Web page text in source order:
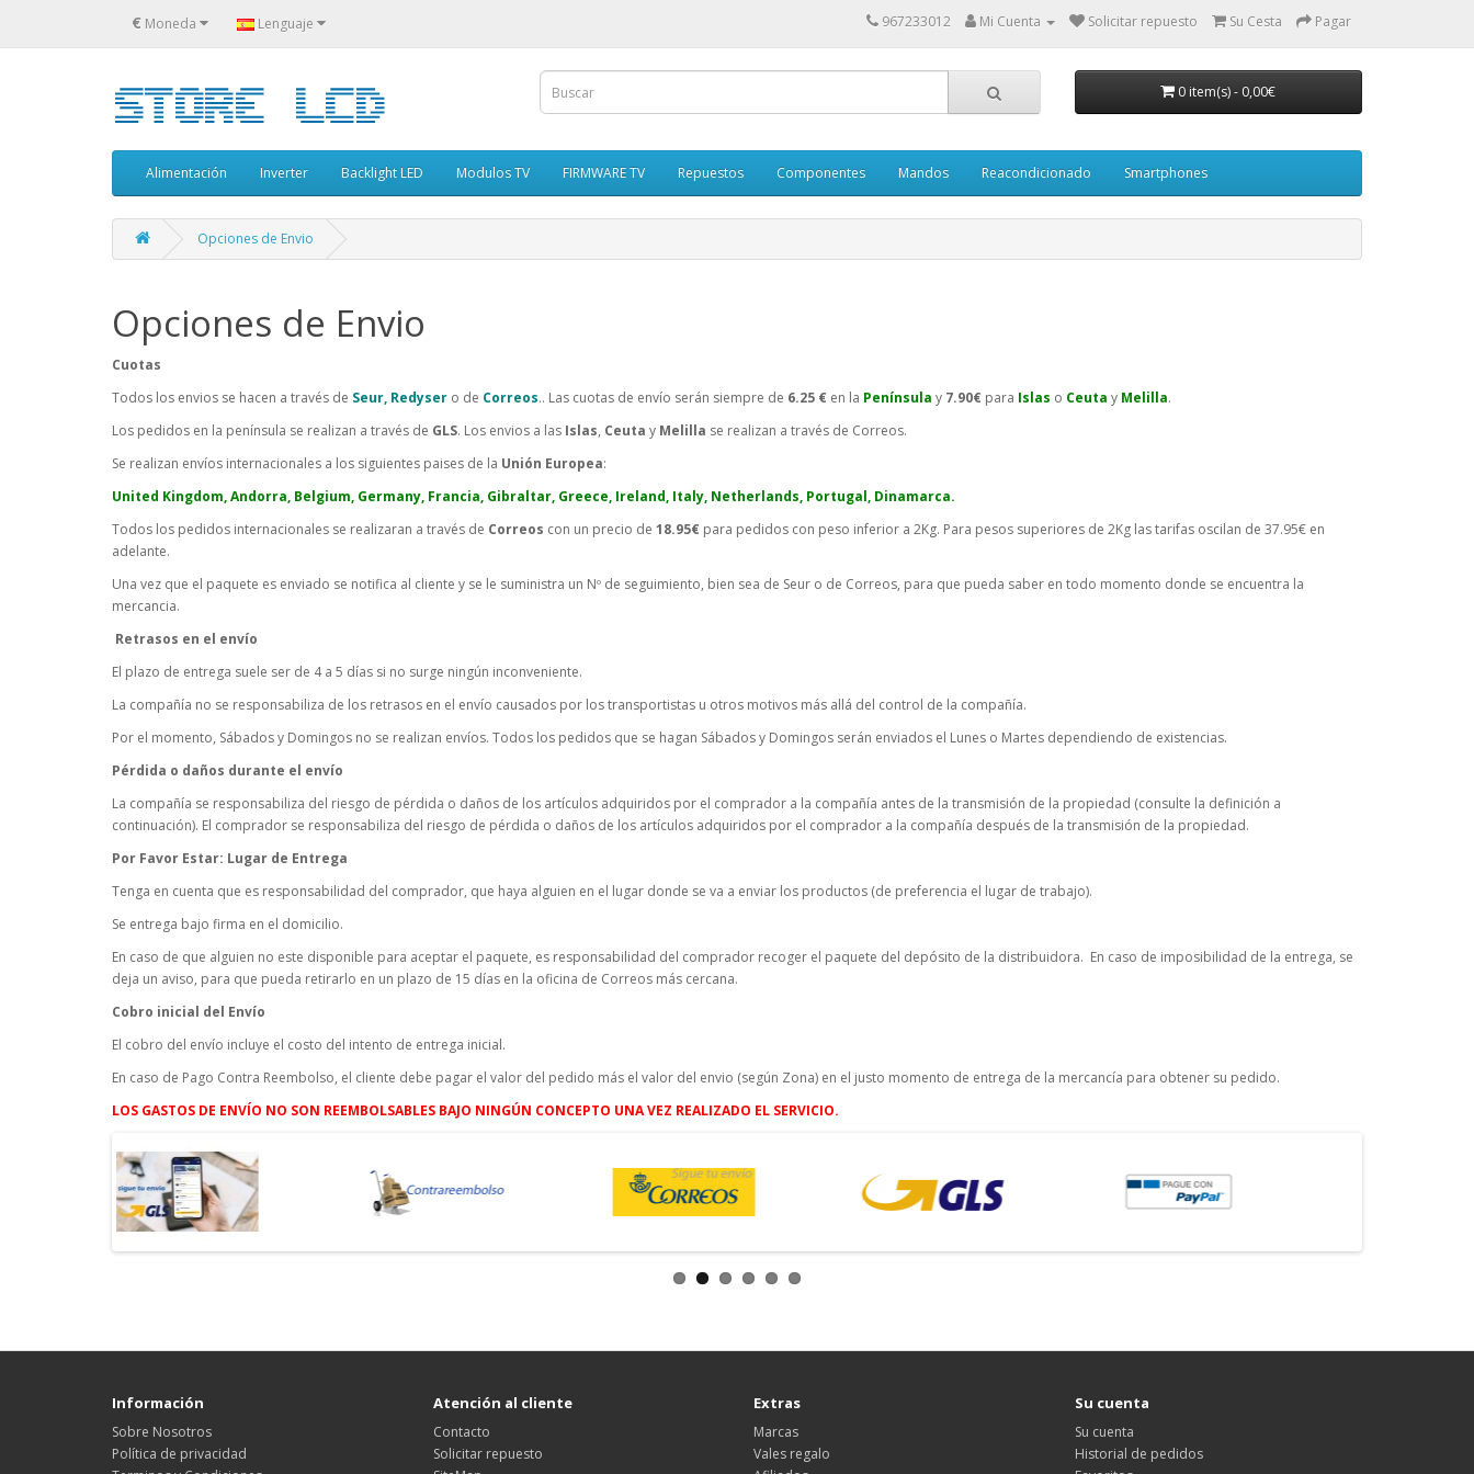
€ Moneda Lenguaje 967233012 Mi Cuenta Solicitar repuesto Su Cesta Pagar
0 item(s)- 0,00€
Alimentación Inverter Backlight LED Modulos TV FIRMWARE TV Repuestos Componentes Mandos Reacondicionado Smartphones
Opciones de Envio
Opciones de Envio
Cuotas
Todos los envios se hacen a través de Seur, Redyser o de Correos.. Las cuotas de envío serán siempre de 6.25 € en la Península y 7.90€ para Islas o Ceuta y Melilla.
Los pedidos en la península se realizan a través de GLS. Los envios a las Islas, Ceuta y Melilla se realizan a través de Correos.
Se realizan envíos internacionales a los siguientes paises de la Unión Europea:
United Kingdom, Andorra, Belgium, Germany, Francia, Gibraltar, Greece, Ireland, Italy, Netherlands, Portugal, Dinamarca.
Todos los pedidos internacionales se realizaran a través de Correos con un precio de 18.95€ para pedidos con peso inferior a 2Kg. Para pesos superiores de 2Kg las tarifas oscilan de 37.95€ en
adelante.
Una vez que el paquete es enviado se notifica al cliente y se le suministra un Nº de seguimiento, bien sea de Seur o de Correos, para que pueda saber en todo momento donde se encuentra la
mercancia.
Retrasos en el envío
El plazo de entrega suele ser de 4 a 5 días si no surge ningún inconveniente.
La compañía no se responsabiliza de los retrasos en el envío causados por los transportistas u otros motivos más allá del control de la compañía.
Por el momento, Sábados y Domingos no se realizan envíos. Todos los pedidos que se hagan Sábados y Domingos serán enviados el Lunes o Martes dependiendo de existencias.
Pérdida o daños durante el envío
La compañía se responsabiliza del riesgo de pérdida o daños de los artículos adquiridos por el comprador a la compañía antes de la transmisión de la propiedad (consulte la definición a
continuación). El comprador se responsabiliza del riesgo de pérdida o daños de los artículos adquiridos por el comprador a la compañía después de la transmisión de la propiedad.
Por Favor Estar: Lugar de Entrega
Tenga en cuenta que es responsabilidad del comprador, que haya alguien en el lugar donde se va a enviar los productos (de preferencia el lugar de trabajo).
Se entrega bajo firma en el domicilio.
En caso de que alguien no este disponible para aceptar el paquete, es responsabilidad del comprador recoger el paquete del depósito de la distribuidora. En caso de imposibilidad de la entrega, se
deja un aviso, para que pueda retirarlo en un plazo de 15 días en la oficina de Correos más cercana.
Cobro inicial del Envío
El cobro del envío incluye el costo del intento de entrega inicial.
En caso de Pago Contra Reembolso, el cliente debe pagar el valor del pedido más el valor del envio (según Zona) en el justo momento de entrega de la mercancía para obtener su pedido.
LOS GASTOS DE ENVÍO NO SON REEMBOLSABLES BAJO NINGÚN CONCEPTO UNA VEZ REALIZADO EL SERVICIO.
Información
Sobre Nosotros
Política de privacidad
Atención al cliente
Contacto
Solicitar repuesto
Extras
Marcas
Vales regalo
Su cuenta
Su cuenta
Historial de pedidos